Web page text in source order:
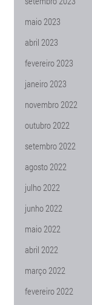
maio 2023
abril 2023
fevereiro 2023
janeiro 2023
novembro 2022
outubro 2022
setembro 2022
agosto 2022
julho 2022
junho 2022
maio 2022
abril 2022
março 2022
fevereiro 2022